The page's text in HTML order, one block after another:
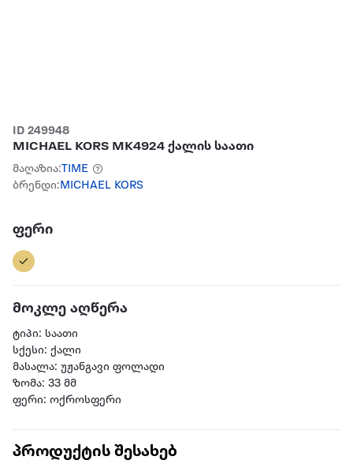
ID 249948
MICHAEL KORS MK4924 ქალის საათი
მაღაზია:TIME
ბრენდი: MICHAEL KORS
ფერი
მოკლე აღწერა
ტიპი: საათი
სქესი: ქალი
მასალა: უჟანგავი ფოლადი
ზომა: 33 მმ
ფერი: ოქროსფერი
პროდუქტის შესახებ